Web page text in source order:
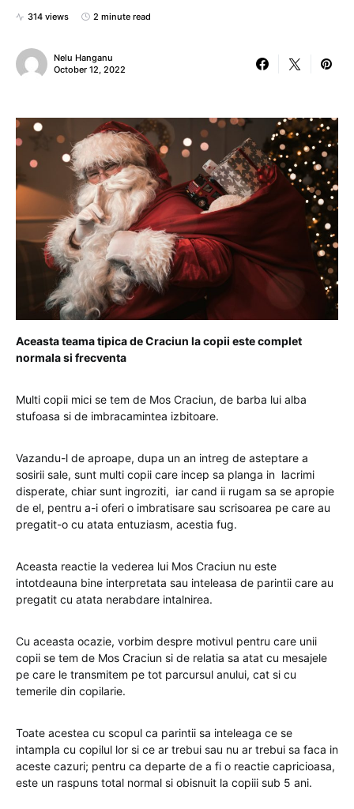
314 views 2 minute read
Nelu Hanganu
October 12, 2022
Aceasta teama tipica de Craciun la copii este complet
normala si frecventa
Multi copii mici se tem de Mos Craciun, de barba lui alba
stufoasa si de imbracamintea izbitoare.
Vazandu-l de aproape, dupa un an intreg de asteptare a
sosirii sale, sunt multi copii care incep sa planga in lacrimi
disperate, chiar sunt ingroziti, iar cand ii rugam sa se apropie
de el, pentru a-i oferi o imbratisare sau scrisoarea pe care au
pregatit-o cu atata entuziasm, acestia fug.
Aceasta reactie la vederea lui Mos Craciun nu este
intotdeauna bine interpretata sau inteleasa de parintii care au
pregatit cu atata nerabdare intalnirea.
Cu aceasta ocazie, vorbim despre motivul pentru care unii
copii se tem de Mos Craciun si de relatia sa atat cu mesajele
pe care le transmitem pe tot parcursul anului, cat si cu
temerile din copilarie.
Toate acestea cu scopul ca parintii sa inteleaga ce se
intampla cu copilul lor si ce ar trebui sau nu ar trebui sa faca in
aceste cazuri; pentru ca departe de a fi o reactie capricioasa,
este un raspuns total normal si obisnuit la copiii sub 5 ani.